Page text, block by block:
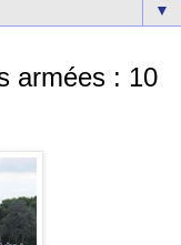
▼
armées : 10